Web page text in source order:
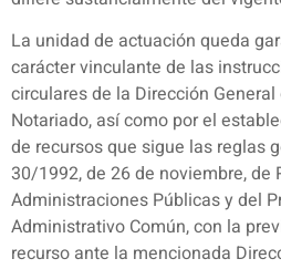
La unidad de actuación queda
carácter vinculante de las
circulares de la Dirección
Notariado, así como por el
de recursos que sigue las reglas
30/1992, de 26 de noviembre, de
Administraciones Públicas y del
Administrativo Común, con la
recurso ante la mencionada